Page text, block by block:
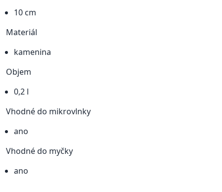
10 cm
Materiál
kamenina
Objem
0,2 l
Vhodné do mikrovlnky
ano
Vhodné do myčky
ano